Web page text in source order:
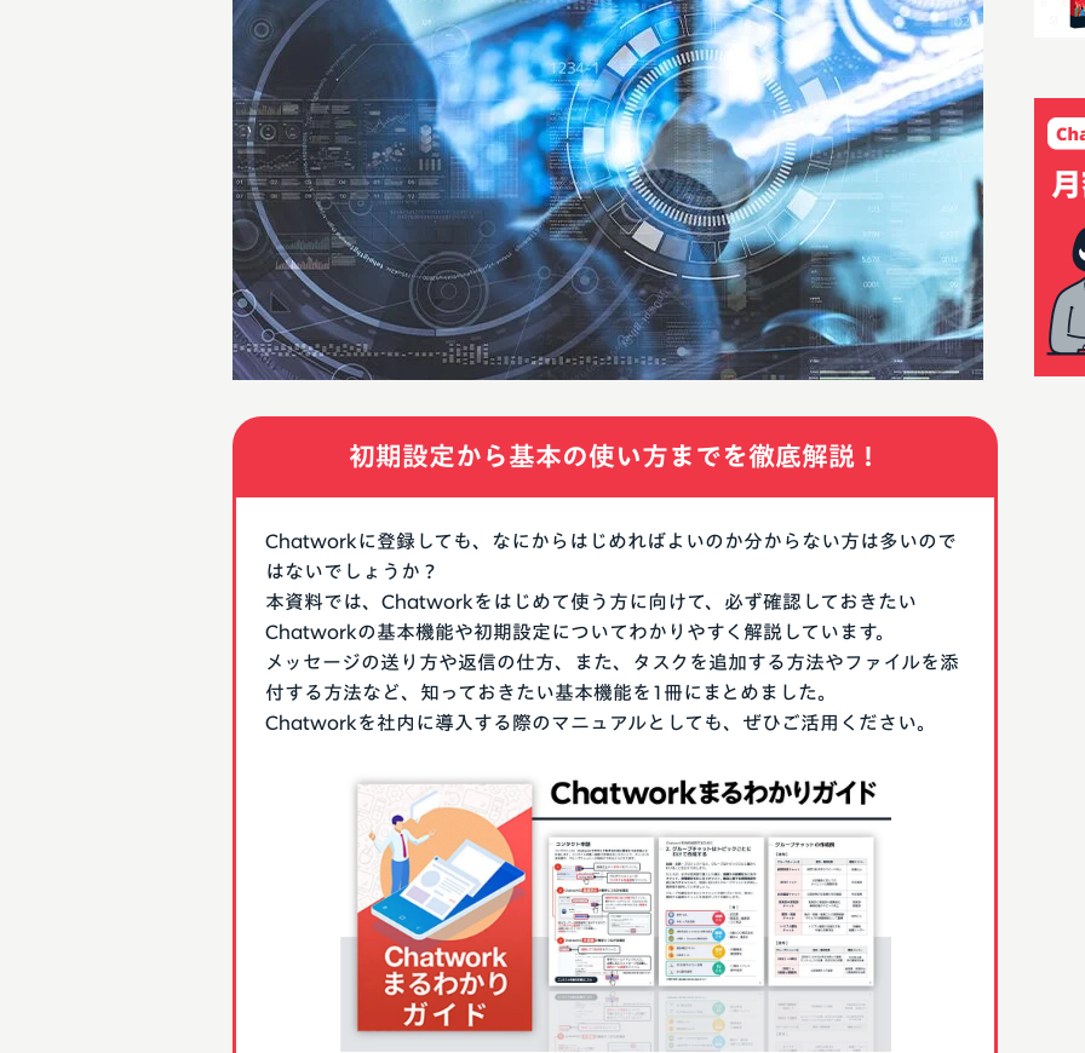
初期設定から基本の使い方までを徹底解説！
Chatworkに登録しても、なにからはじめればよいのか分からない方は多いので
はないでしょうか？
本資料では、Chatworkをはじめて使う方に向けて、必ず確認しておきたい
Chatworkの基本機能や初期設定についてわかりやすく解説しています。
メッセージの送り方や返信の仕方、また、タスクを追加する方法やファイルを添
付する方法など、知っておきたい基本機能を1冊にまとめました。
Chatworkを社内に導入する際のマニュアルとしても、ぜひご活用ください。